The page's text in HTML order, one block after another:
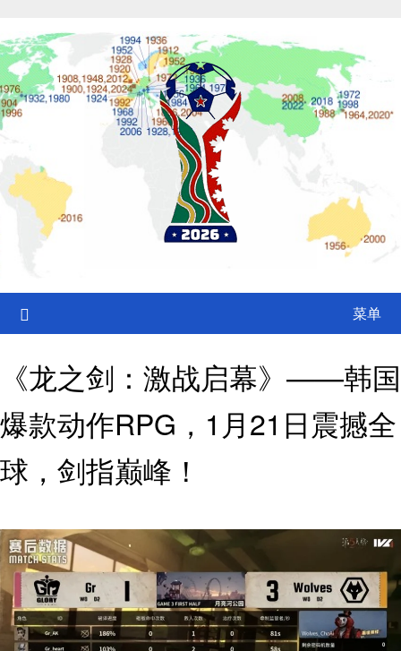
content
菜单
《龙之剑：激战启幕》——韩国
爆款动作RPG，1月21日震撼全
球，剑指巅峰！